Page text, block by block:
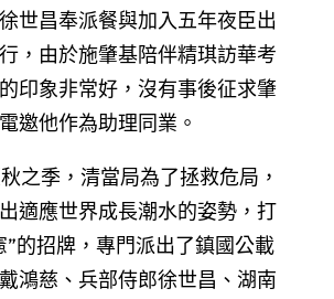
世昌奉派餐與加入五年夜臣出
，由於施肇基陪伴精琪訪華考
印象非常好，沒有事後征求肇
邀他作為助理同業。
之季，清當局為了拯救危局，
適應世界成長潮水的姿勢，打
”的招牌，專門派出了鎮國公載
鴻慈、兵部侍郎徐世昌、湖南